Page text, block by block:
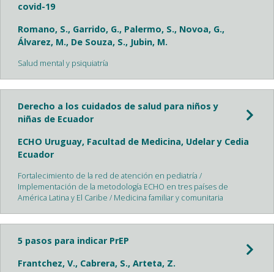
covid-19
Romano, S., Garrido, G., Palermo, S., Novoa, G.,
Álvarez, M., De Souza, S., Jubin, M.
Salud mental y psiquiatría
Derecho a los cuidados de salud para niños y
niñas de Ecuador
ECHO Uruguay, Facultad de Medicina, Udelar y Cedia
Ecuador
Fortalecimiento de la red de atención en pediatría /
Implementación de la metodología ECHO en tres países de
América Latina y El Caribe / Medicina familiar y comunitaria
5 pasos para indicar PrEP
Frantchez, V., Cabrera, S., Arteta, Z.